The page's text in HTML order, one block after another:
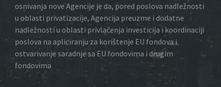
osnivanja nove Agencije je da, pored poslova nadležnosti
u oblasti privatizacije, Agencija preuzme i dodatne
nadležnosti u oblasti privlačenja investicija i koordinaciji
poslova na apliciranju za korištenje EU fondova i
ostvarivanje saradnje sa EU fondovima i drugim
fondovima